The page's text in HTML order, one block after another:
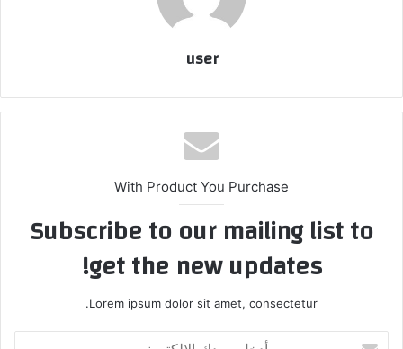
user
With Product You Purchase
Subscribe to our mailing list to
get the new updates!
Lorem ipsum dolor sit amet, consectetur.